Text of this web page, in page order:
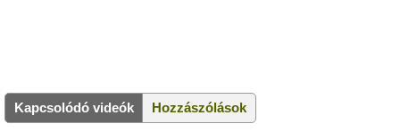
Kapcsolódó videók Hozzászólások